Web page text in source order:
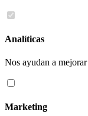
Analíticas
Nos ayudan a
Marketing